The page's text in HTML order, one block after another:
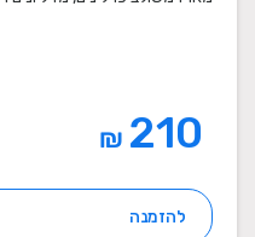
₪
להזמנה